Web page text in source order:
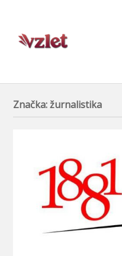
Značka:žurnalistika